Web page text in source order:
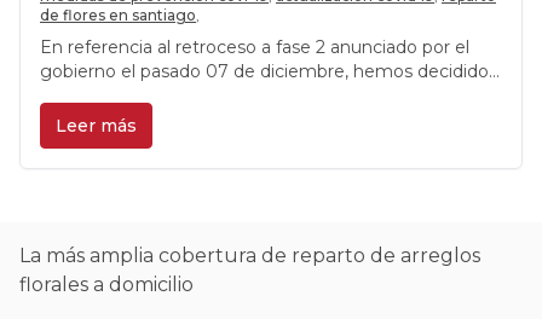
de flores en santiago
En referencia al retroceso a fase 2 anunciado por el
gobierno el pasado 07 de diciembre, hemos decidido
y flores a domicilio en un nuevo horario.
Leer más
La más amplia cobertura de reparto de arreglos
florales a domicilio